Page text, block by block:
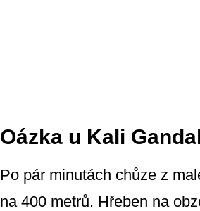
Oázka u Kali
Po pár minutách chůze z
na 400 metrů. Hřeben na